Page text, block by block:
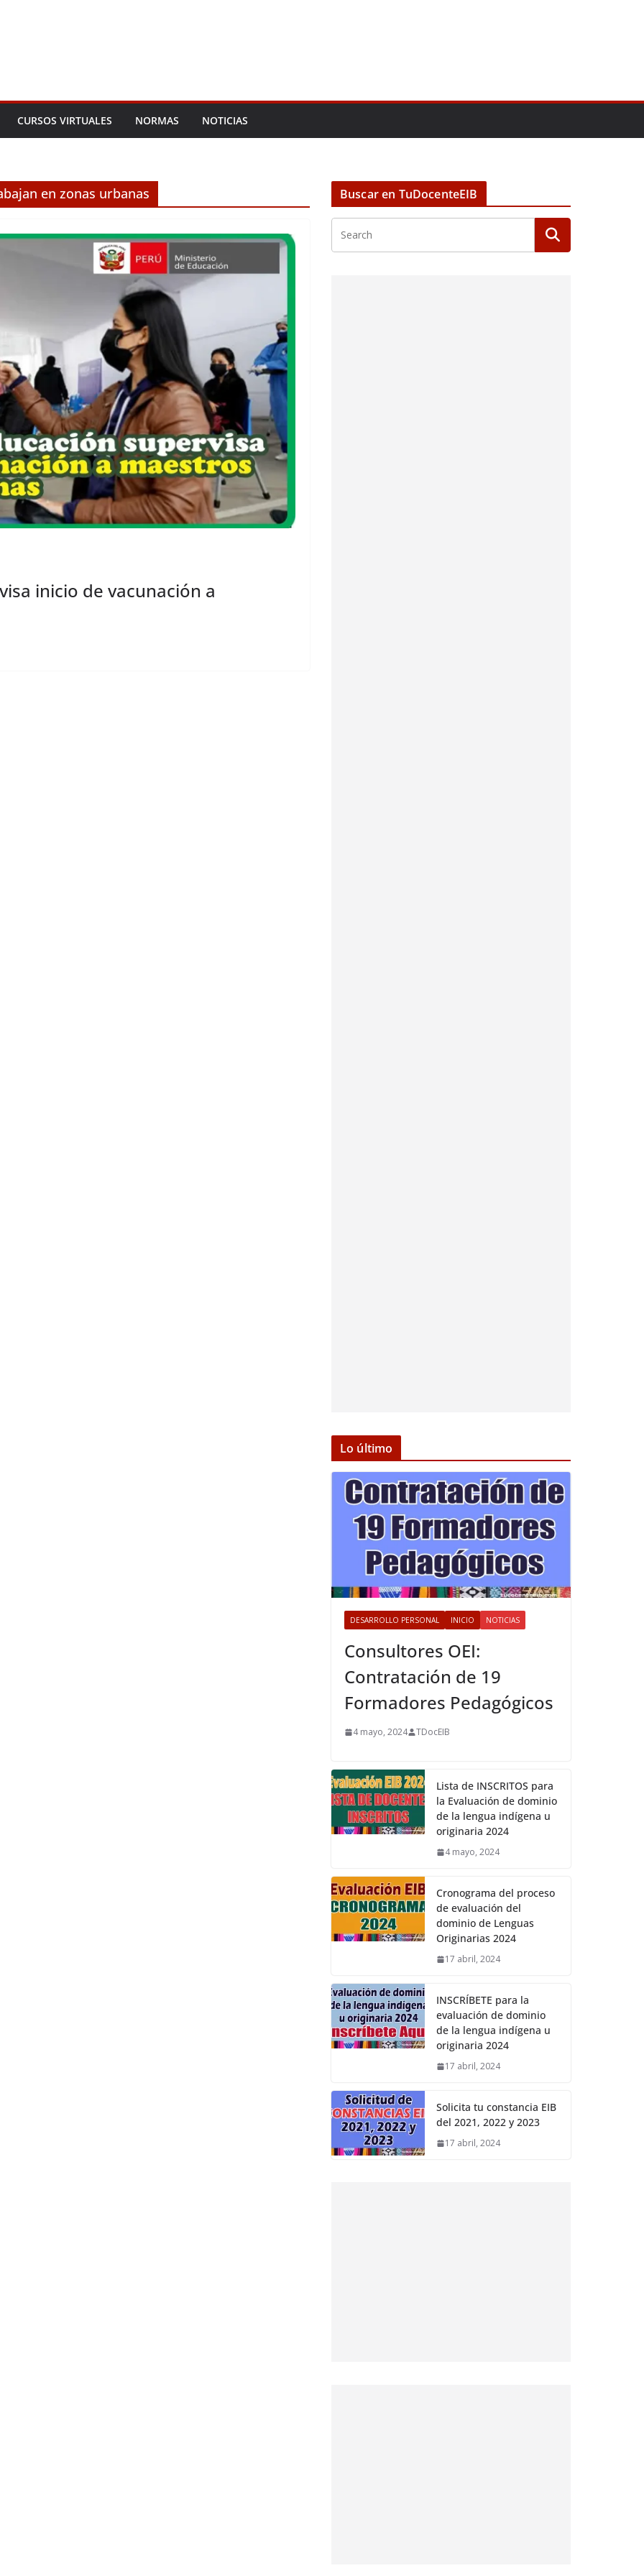
CURSOS VIRTUALES NORMAS NOTICIAS
en zonas urbanas
inicio de vacunación a
Buscar en TuDocenteEIB
Lo último
DESARROLLO PERSONAL INICIO NOTICIAS
Consultores OEI:
Contratación de 19
Formadores Pedagógicos
4 mayo, 2024 TDocEIB
Lista de INSCRITOS para
la Evaluación de dominio
de la lengua indígena u
originaria 2024
4 mayo, 2024
Cronograma del proceso
de evaluación del
dominio de Lenguas
Originarias 2024
17 abril, 2024
INSCRÍBETE para la
evaluación de dominio
de la lengua indígena u
originaria 2024
17 abril, 2024
Solicita tu constancia EIB
del 2021, 2022 y 2023
17 abril, 2024